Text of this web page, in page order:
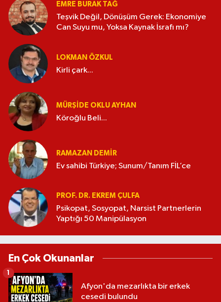
EMRE BURAK TAĞ
Teşvik Değil, Dönüşüm Gerek: Ekonomiye
Can Suyu mu, Yoksa Kaynak İsrafı mı?
LOKMAN ÖZKUL
Kirli çark...
MÜRŞIDE OKLU AYHAN
Köroğlu Beli...
RAMAZAN DEMİR
Ev sahibi Türkiye; Sunum/Tanım FİL’ce
PROF. DR. EKREM ÇULFA
Psikopat, Sosyopat, Narsist Partnerlerin
Yaptığı 50 Manipülasyon
En Çok Okunanlar
Afyon'da mezarlıkta bir erkek
cesedi bulundu
1